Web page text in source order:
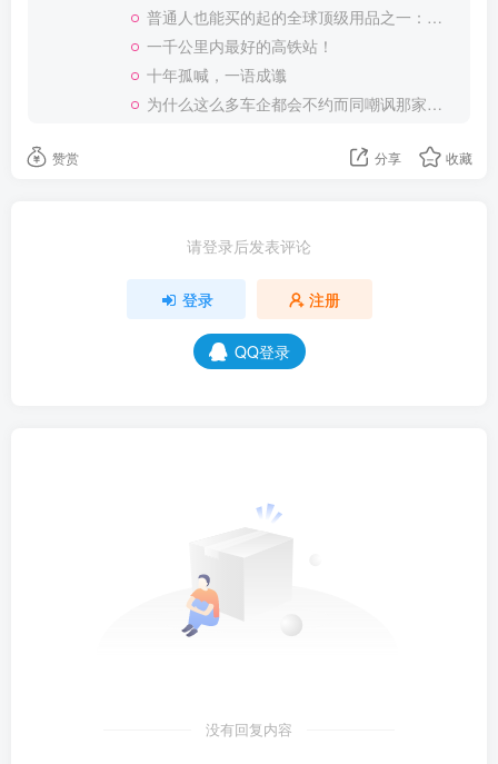
普通人也能买的起的全球顶级用品之一：WD-40润滑除锈剂！
一千公里内最好的高铁站！
十年孤喊，一语成谶
为什么这么多车企都会不约而同嘲讽那家说不得的车企？
赞赏 分享 收藏
请登录后发表评论
登录 注册
QQ登录
没有回复内容